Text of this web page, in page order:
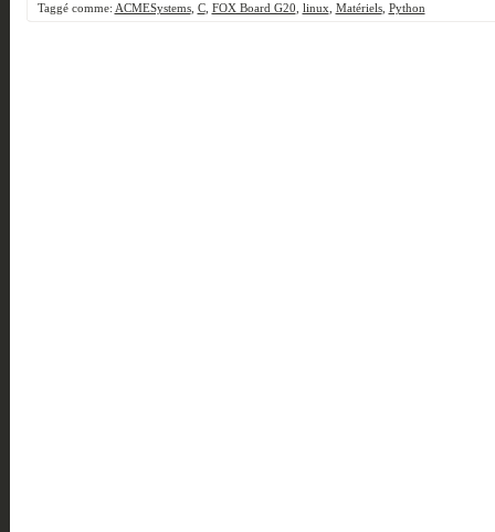
Taggé comme: ACMESystems, C, FOX Board G20, linux, Matériels, Python